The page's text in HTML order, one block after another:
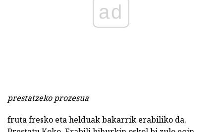
ad
prestatzeko prozesua
fruta fresko eta helduak bakarrik erabiliko da.